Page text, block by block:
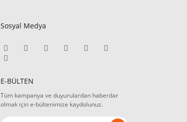
Sosyal Medya
E-BÜLTEN
Tüm kampanya ve duyurulardan haberdar
olmak için e-bültenimize kaydolunuz.